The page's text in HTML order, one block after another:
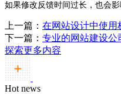
如果修改反馈时间过长，也会影
上一篇： 在网站设计中使用
下一篇： 专业的网站建设公
探索更多内容
Hot news